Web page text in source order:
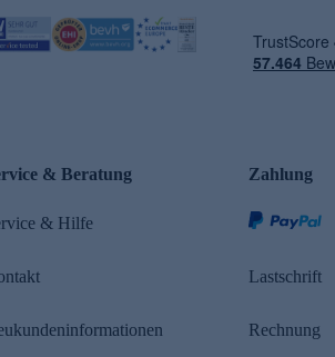
& Beratung
& Hilfe
Zahlung
Lastschrift
Rechnung